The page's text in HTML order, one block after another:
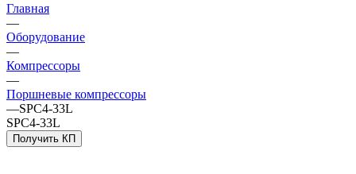
Главная
—
Оборудование
—
Компрессоры
—
Поршневые компрессоры
—SPC4-33L
SPC4-33L
Получить КП